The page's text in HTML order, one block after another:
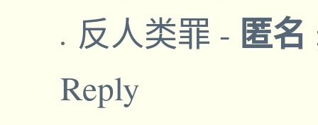
反人类罪 - 匿名
Reply